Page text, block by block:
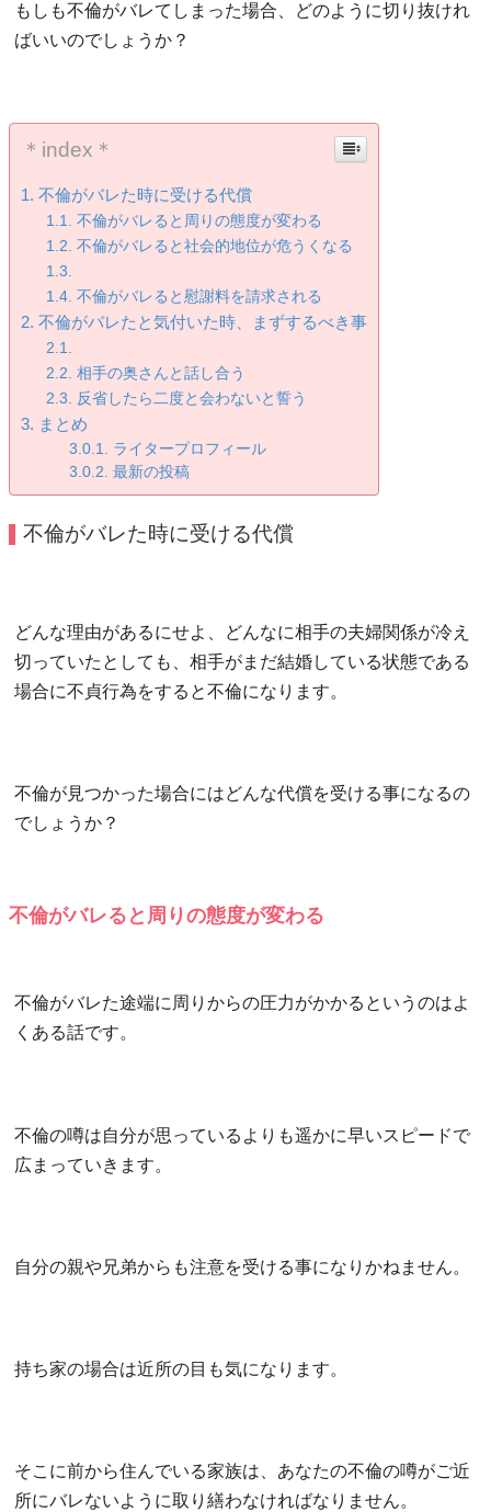
もしも不倫がバレてしまった場合、どのように切り抜けれ
ばいいのでしょうか？
＊index＊
不倫がバレた時に受ける代償
不倫がバレると周りの態度が変わる
不倫がバレると社会的地位が危うくなる
不倫がバレると慰謝料を請求される
不倫がバレたと気付いた時、まずするべき事
相手の奥さんと話し合う
反省したら二度と会わないと誓う
まとめ
ライタープロフィール
最新の投稿
不倫がバレた時に受ける代償
どんな理由があるにせよ、どんなに相手の夫婦関係が冷え
切っていたとしても、相手がまだ結婚している状態である
場合に不貞行為をすると不倫になります。
不倫が見つかった場合にはどんな代償を受ける事になるの
でしょうか？
不倫がバレると周りの態度が変わる
不倫がバレた途端に周りからの圧力がかかるというのはよ
くある話です。
不倫の噂は自分が思っているよりも遥かに早いスピードで
広まっていきます。
自分の親や兄弟からも注意を受ける事になりかねません。
持ち家の場合は近所の目も気になります。
そこに前から住んでいる家族は、あなたの不倫の噂がご近
所にバレないように取り繕わなければなりません。